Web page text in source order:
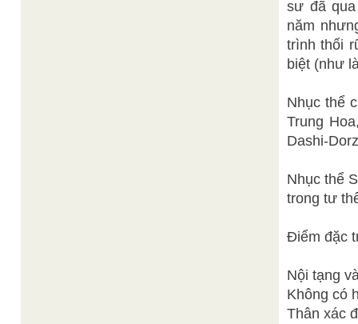
sư đã
năm
trình thối
biệt (như
Nhục thể
Trung
Dashi-
Nhục thể
trong tư
Điểm đặc
Nội tạng
Không có
Thân xác